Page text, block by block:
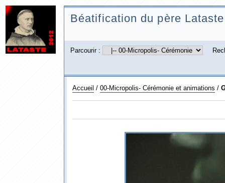
Béatification du père
Parcourir :
Accueil / 00-Micropolis- Cérémonie et animations /